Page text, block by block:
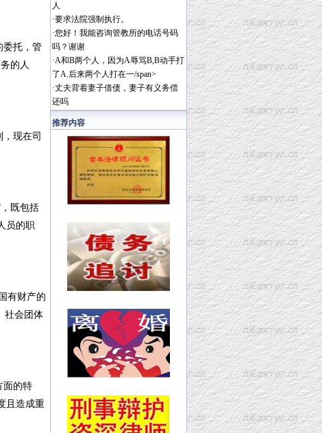
托，管
的人
现在司
既包括
员的职
有财产的
社会团体
面的特
且造成重
人
·要求法院强制执行。
·您好！我能咨询管教所的电话号码
吗？谢谢
·A和B两个人，因为A辱骂B,B动手打
了A.后来两个人打在一/span>
·丈夫背着妻子借债，妻子有义务偿
还吗
推荐内容